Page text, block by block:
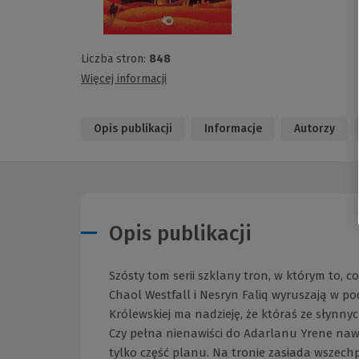
Liczba stron: 848
Więcej informacji
Opis publikacji Informacje Autorzy
Opis publikacji
Szósty tom serii szklany tron, w którym to,
Chaol Westfall i Nesryn Faliq wyruszają w
Królewskiej ma nadzieję, że któraś ze
Czy pełna nienawiści do Adarlanu Yrene
tylko część planu. Na tronie zasiada